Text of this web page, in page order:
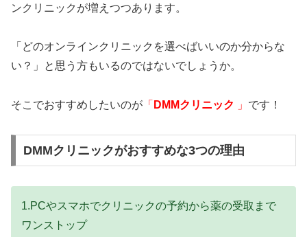
ンクリニックが増えつつあります。
「どのオンラインクリニックを選べばいいのか分からな
い？」と思う方もいるのではないでしょうか。
そこでおすすめしたいのが 「 DMMクリニック 」 です！
DMMクリニックがおすすめな3つの理由
1.PCやスマホでクリニックの予約から薬の受取まで
ワンストップ